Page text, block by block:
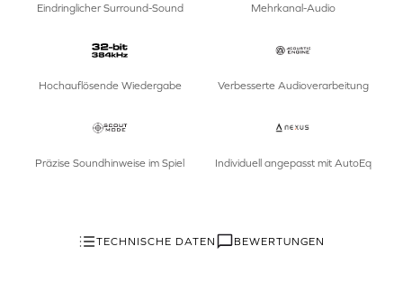
Eindringlicher Surround-Sound Mehrkanal-Audio
Hochauflösende Wiedergabe Verbesserte Audioverarbeitung
Präzise Soundhinweise im Spiel Individuell angepasst mit AutoEq
TECHNISCHE DATEN BEWERTUNGEN